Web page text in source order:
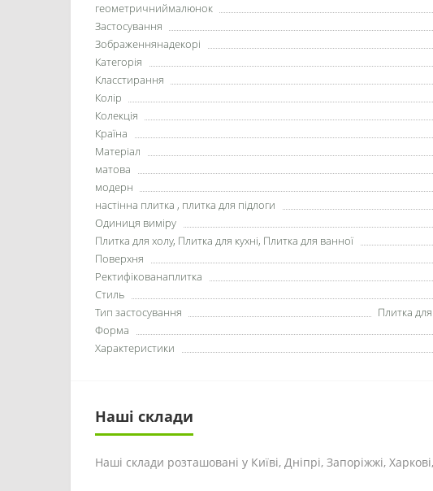
геометричниймалюнок
Застосування
Зображеннянадекорі
Категорія
Класстирання
Колір
Колекція
Країна
Матеріал
матова
модерн
настінна плитка , плитка для підлоги
Одиниця виміру
Плитка для холу, Плитка для кухні, Плитка для ванної
Поверхня
Ректифікованаплитка
Стиль
Тип застосування
Плитка
Форма
Характеристики
Наші склади
Наші склади розташовані у Київі, Дніпрі, Запоріжжі,